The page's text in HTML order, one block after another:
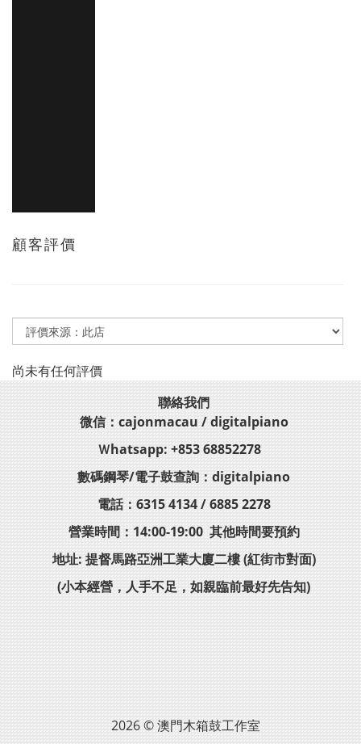
顧客評價
尚未有任何評價
聯絡我們
微信：cajonmacau / digitalpiano
Ｗhatsapp: +853 68852278
數碼鋼琴/電子鼓查詢：digitalpiano
電話：6315 4134 / 6885 2278
營業時間：14:00-19:00 其他時間要預約
地址: 提督馬路亞洲工業大廈二樓 (紅街市對面)
(小本經營，人手不足，如親臨前最好先告知)
2026 © 澳門木箱鼓工作室